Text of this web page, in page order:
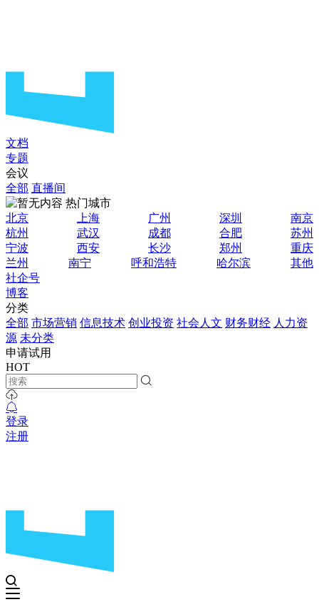
文档
专题
会议
全部 直播间
热门城市
北京
上海 广州 深圳
南京
杭州
武汉 成都 合肥
苏州
宁波
西安 长沙 郑州
重庆
兰州
南宁 呼和浩特 哈尔滨
其他
社企号
博客
分类
全部 市场营销 信息技术 创业投资 社会人文 财务财经 人力资
源 未分类
申请试用
HOT
登录
注册